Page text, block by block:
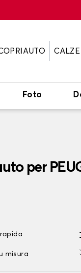
Foto
per
misura